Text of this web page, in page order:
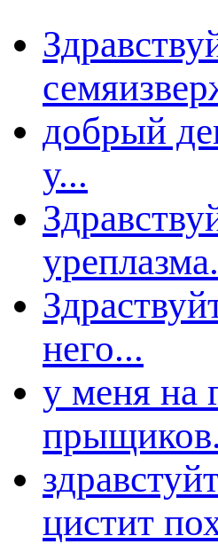
добрый
у...
него...
у меня на
цистит